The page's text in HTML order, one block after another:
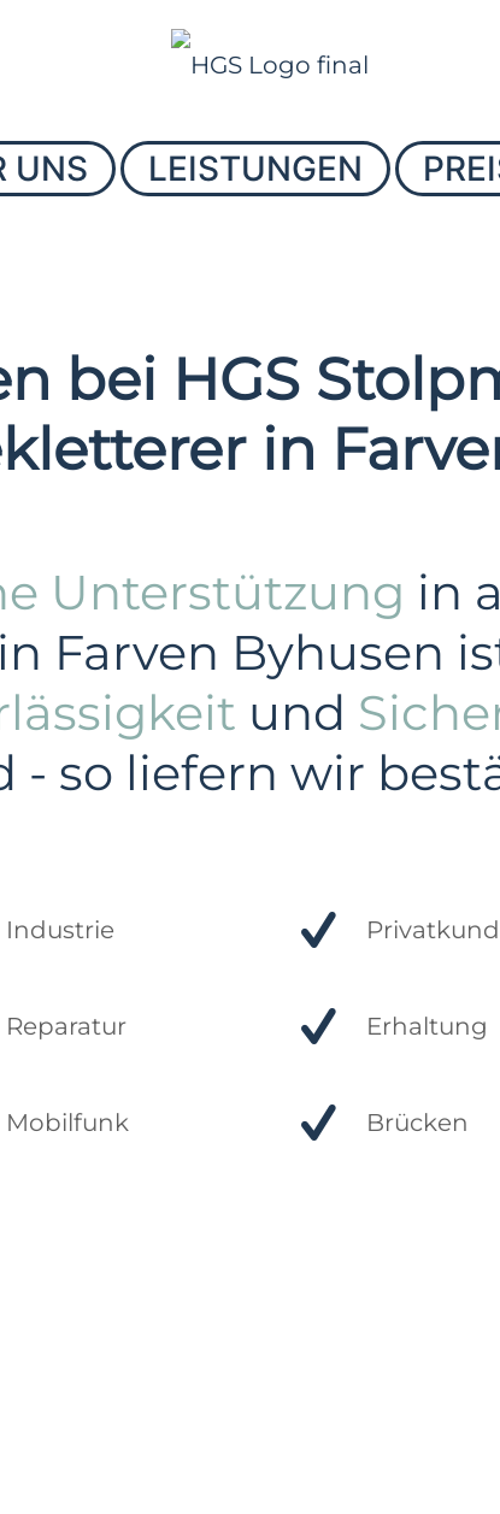
UNS LEISTUNGEN
bei HGS
in
Unterstützung in
Farven Byhusen
und
- so liefern wir
Industrie
Reparatur Erhaltung
Mobilfunk Brücken